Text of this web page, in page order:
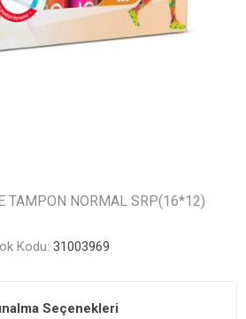
TAMPON NORMAL SRP(16*12)
Kodu: 31003969
Seçenekleri